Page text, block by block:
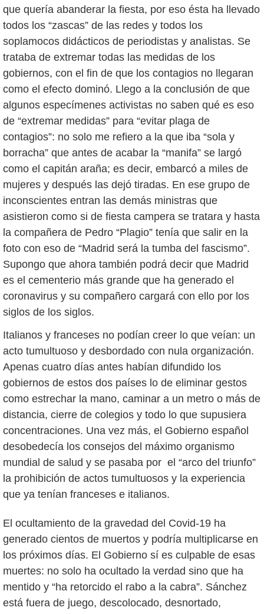
que quería abanderar la fiesta, por eso ésta ha llevado
todos los “zascas” de las redes y todos los
soplamocos didácticos de periodistas y analistas. Se
trataba de extremar todas las medidas de los
gobiernos, con el fin de que los contagios no llegaran
como el efecto dominó. Llego a la conclusión de que
algunos especímenes activistas no saben qué es eso
de “extremar medidas” para “evitar plaga de
contagios”: no solo me refiero a la que iba “sola y
borracha” que antes de acabar la “manifa” se largó
como el capitán araña; es decir, embarcó a miles de
mujeres y después las dejó tiradas. En ese grupo de
inconscientes entran las demás ministras que
asistieron como si de fiesta campera se tratara y hasta
la compañera de Pedro “Plagio” tenía que salir en la
foto con eso de “Madrid será la tumba del fascismo”.
Supongo que ahora también podrá decir que Madrid
es el cementerio más grande que ha generado el
coronavirus y su compañero cargará con ello por los
siglos de los siglos.
Italianos y franceses no podían creer lo que veían: un
acto tumultuoso y desbordado con nula organización.
Apenas cuatro días antes habían difundido los
gobiernos de estos dos países lo de eliminar gestos
como estrechar la mano, caminar a un metro o más de
distancia, cierre de colegios y todo lo que supusiera
concentraciones. Una vez más, el Gobierno español
desobedecía los consejos del máximo organismo
mundial de salud y se pasaba por el “arco del triunfo”
la prohibición de actos tumultuosos y la experiencia
que ya tenían franceses e italianos.
El ocultamiento de la gravedad del Covid-19 ha
generado cientos de muertos y podría multiplicarse en
los próximos días. El Gobierno sí es culpable de esas
muertes: no solo ha ocultado la verdad sino que ha
mentido y “ha retorcido el rabo a la cabra”. Sánchez
está fuera de juego, descolocado, desnortado,